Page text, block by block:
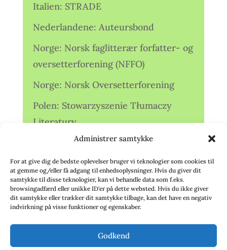
Administrer samtykke
For at give dig de bedste oplevelser bruger vi teknologier som cookies til
at gemme og/eller få adgang til enhedsoplysninger. Hvis du giver dit
samtykke til disse teknologier, kan vi behandle data som f.eks.
browsingadfærd eller unikke ID'er på dette websted. Hvis du ikke giver
dit samtykke eller trækker dit samtykke tilbage, kan det have en negativ
indvirkning på visse funktioner og egenskaber.
Godkend
Italien: STRADE
Nederlandene: Auteursbond
Norge: Norsk faglitterær forfatter- og
oversetterforening (NFFO)
Norge: Norsk Oversetterforening
Polen: Stowarzyszenie Tłumaczy
Literatury
Storbritannien: Translators
Association (TA)
Sverige: Översättarsektionen (Ö.)
Sverige: Översättarcentrum (ÖC)
deutschsprachiger Übersetzer (VdÜ)